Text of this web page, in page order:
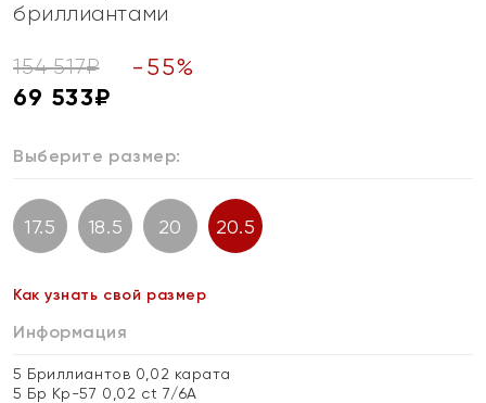
бриллиантами
154 517₽ - 55%
69 533₽
Выберите размер:
17.5 18.5 20 20.5
Как узнать свой размер
Информация
5 Бриллиантов 0,02 карата
5 Бр Кр-57 0,02 ct 7/6А